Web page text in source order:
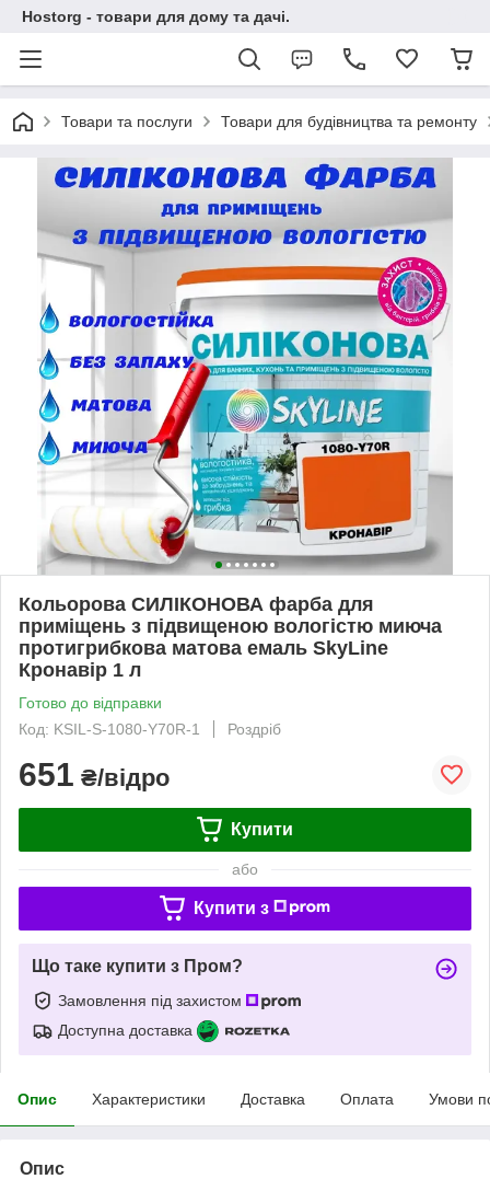
Hostorg - товари для дому та дачі.
Товари та послуги Товари для будівництва та ремонту
Кольорова СИЛІКОНОВА фарба для
приміщень з підвищеною вологістю миюча
протигрибкова матова емаль SkyLine
Кронавір 1 л
Готово до відправки
Код: KSIL-S-1080-Y70R-1
Роздріб
651 ₴/відро
Купити
або
Купити з
Що таке купити з Пром?
Замовлення під захистом
Доступна доставка
Опис Характеристики Доставка Оплата Умови
Опис